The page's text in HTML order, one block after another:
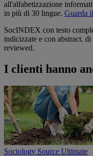
all'alfabetizzazione
in più di 30 lingue. Guarda
SocINDEX con testo
indicizzate e con abstract.
reviewed.
I clienti hanno
Sociology Source Ultimate